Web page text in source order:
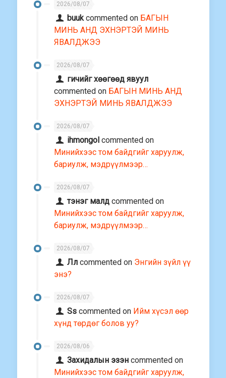
2026/08/07
buukcommented on БАГЫН
МИНЬ АНД ЭХНЭРТЭЙ МИНЬ
ЯВАЛДЖЭЭ
2026/08/07
гичийг хөөгөөд явуул
commented on БАГЫН МИНЬ АНД
ЭХНЭРТЭЙ МИНЬ ЯВАЛДЖЭЭ
2026/08/07
ihmongol commented on
Минийхээс том байдгийг харуулж,
бариулж, мэдрүүлмээр…
2026/08/07
тэнэг малд commented on
Минийхээс том байдгийг харуулж,
бариулж, мэдрүүлмээр…
2026/08/07
Лл commented on Энгийн зүйл үү
энэ?
2026/08/07
Ss commented on Ийм хүсэл өөр
хүнд төрдөг болов уу?
2026/08/06
Захидалын эзэн commented on
Минийхээс том байдгийг харуулж,